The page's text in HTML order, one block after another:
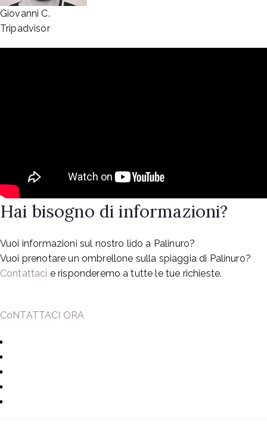
Giovanni C.
Tripadvisor
Hai bisogno di informazioni?
Vuoi informazioni sul nostro lido a Palinuro?
Vuoi prenotare un ombrellone sulla spiaggia di Palinuro?
Contattaci e risponderemo a tutte le tue richieste.
CoNTATTACI ORA